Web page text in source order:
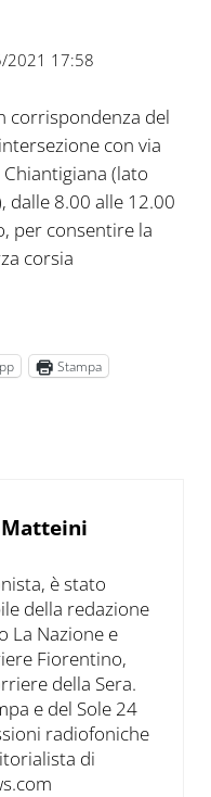
2021 17:58
corrispondenza del
con via
Chiantigiana (lato
dalle 8.00 alle 12.00
per consentire la
corsia
Stampa
Matteini
è stato
della redazione
La Nazione e
Fiorentino,
della Sera.
e del Sole 24
radiofoniche
di